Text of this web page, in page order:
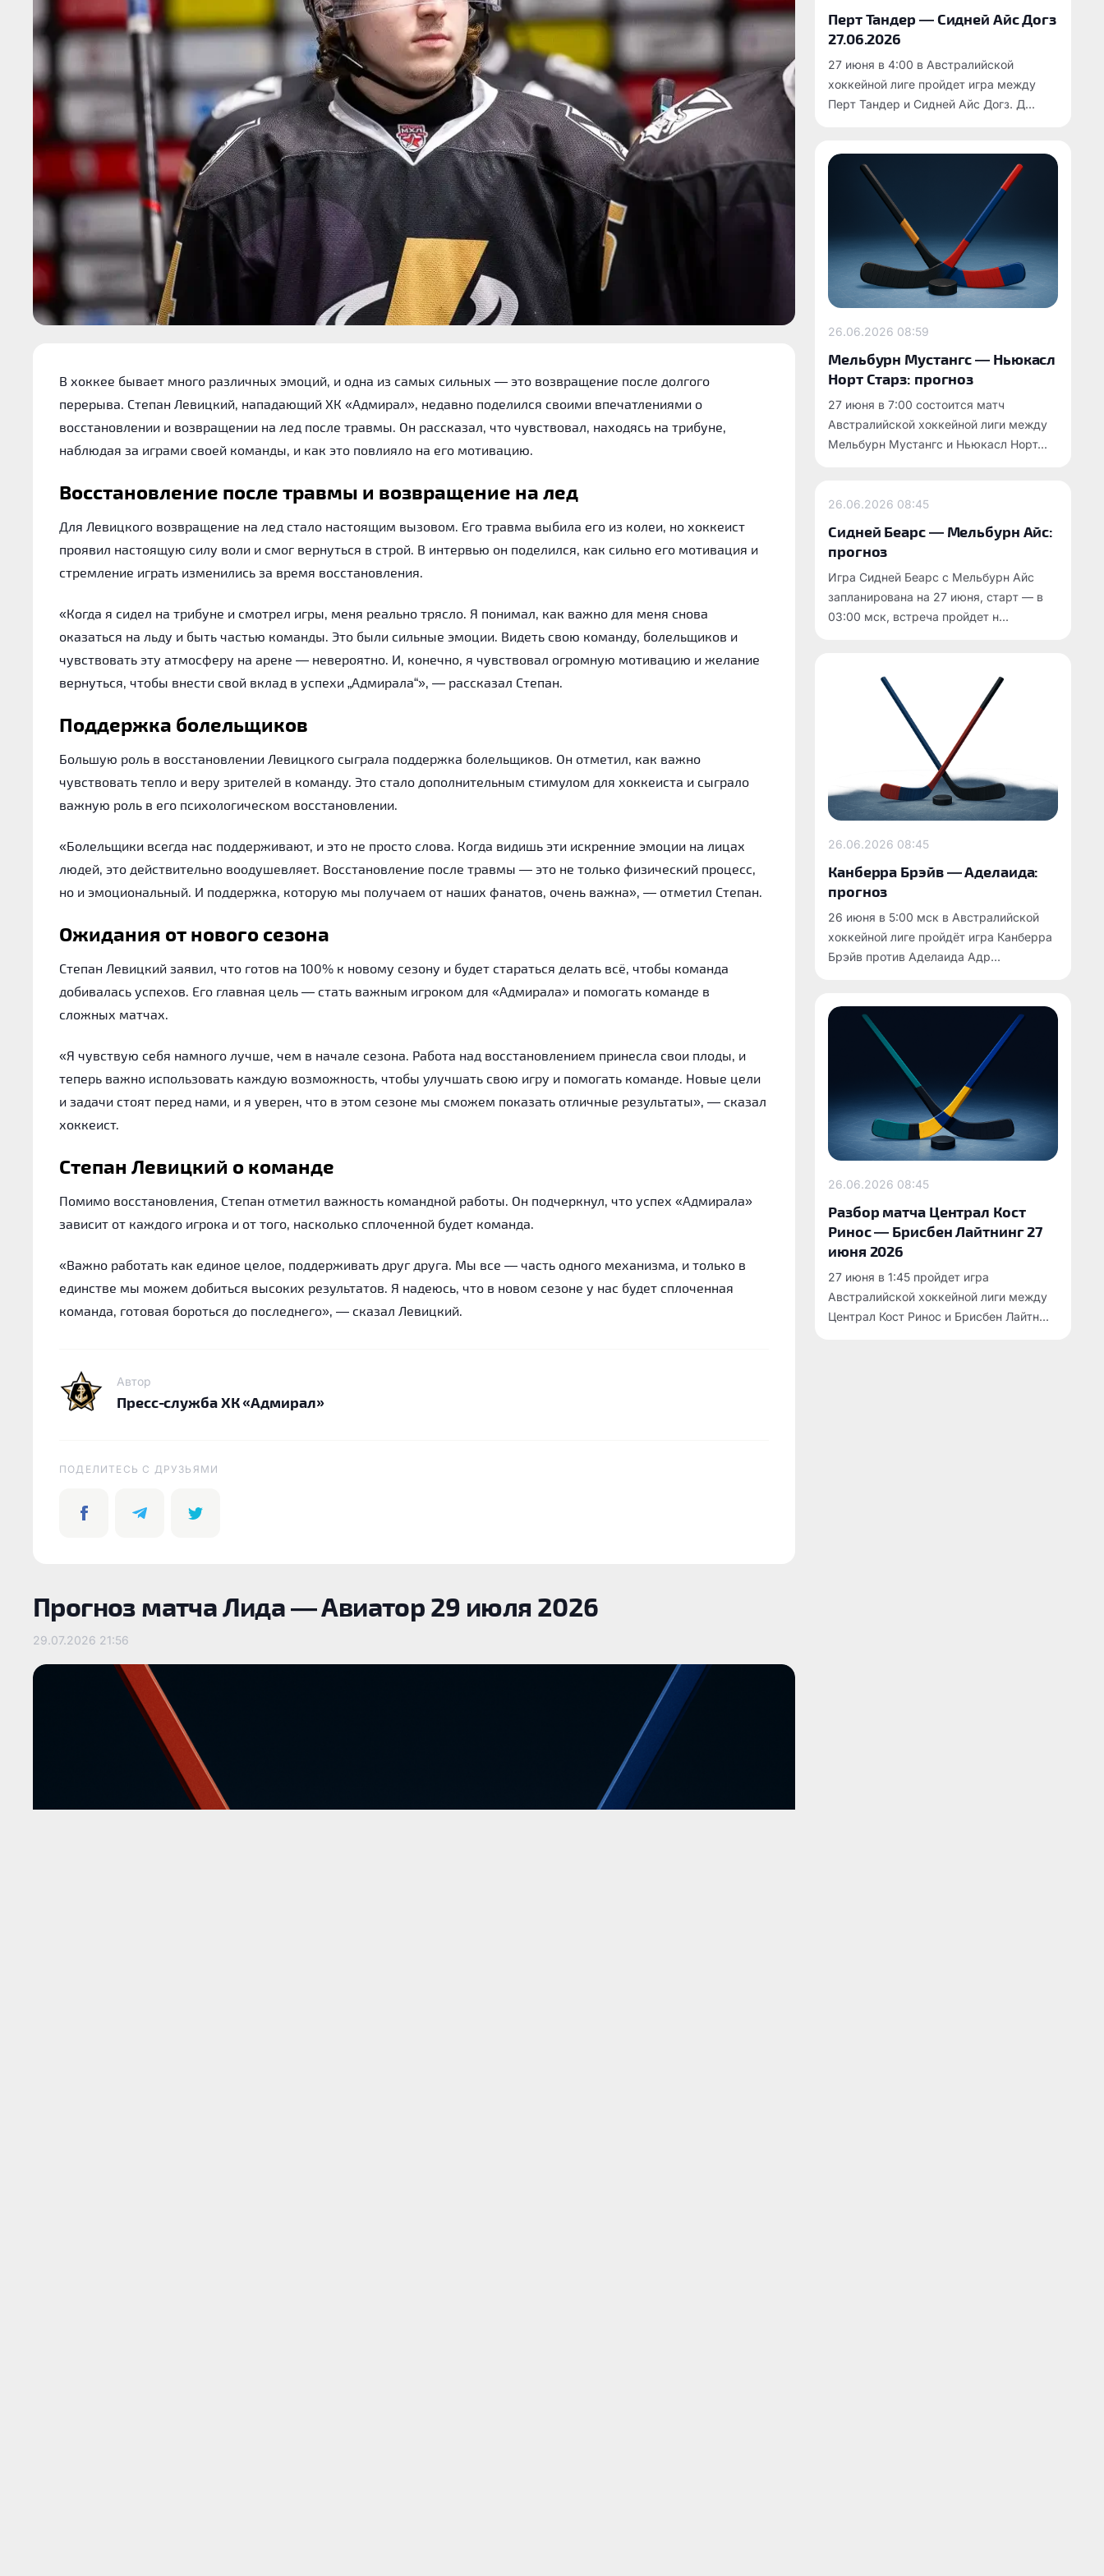
В хоккее бывает много различных эмоций, и одна из самых сильных — это возвращение после долгого
перерыва. Степан Левицкий, нападающий ХК «Адмирал», недавно поделился своими впечатлениями о
восстановлении и возвращении на лед после травмы. Он рассказал, что чувствовал, находясь на трибуне,
наблюдая за играми своей команды, и как это повлияло на его мотивацию.
Восстановление после травмы и возвращение на лед
Для Левицкого возвращение на лед стало настоящим вызовом. Его травма выбила его из колеи, но хоккеист
проявил настоящую силу воли и смог вернуться в строй. В интервью он поделился, как сильно его мотивация и
стремление играть изменились за время восстановления.
«Когда я сидел на трибуне и смотрел игры, меня реально трясло. Я понимал, как важно для меня снова
оказаться на льду и быть частью команды. Это были сильные эмоции. Видеть свою команду, болельщиков и
чувствовать эту атмосферу на арене — невероятно. И, конечно, я чувствовал огромную мотивацию и желание
вернуться, чтобы внести свой вклад в успехи „Адмирала“», — рассказал Степан.
Поддержка болельщиков
Большую роль в восстановлении Левицкого сыграла поддержка болельщиков. Он отметил, как важно
чувствовать тепло и веру зрителей в команду. Это стало дополнительным стимулом для хоккеиста и сыграло
важную роль в его психологическом восстановлении.
«Болельщики всегда нас поддерживают, и это не просто слова. Когда видишь эти искренние эмоции на лицах
людей, это действительно воодушевляет. Восстановление после травмы — это не только физический процесс,
но и эмоциональный. И поддержка, которую мы получаем от наших фанатов, очень важна», — отметил Степан.
Ожидания от нового сезона
Степан Левицкий заявил, что готов на 100% к новому сезону и будет стараться делать всё, чтобы команда
добивалась успехов. Его главная цель — стать важным игроком для «Адмирала» и помогать команде в
сложных матчах.
«Я чувствую себя намного лучше, чем в начале сезона. Работа над восстановлением принесла свои плоды, и
теперь важно использовать каждую возможность, чтобы улучшать свою игру и помогать команде. Новые цели
и задачи стоят перед нами, и я уверен, что в этом сезоне мы сможем показать отличные результаты», — сказал
хоккеист.
Степан Левицкий о команде
Помимо восстановления, Степан отметил важность командной работы. Он подчеркнул, что успех «Адмирала»
зависит от каждого игрока и от того, насколько сплоченной будет команда.
«Важно работать как единое целое, поддерживать друг друга. Мы все — часть одного механизма, и только в
единстве мы можем добиться высоких результатов. Я надеюсь, что в новом сезоне у нас будет сплоченная
команда, готовая бороться до последнего», — сказал Левицкий.
Автор
Пресс-служба ХК «Адмирал»
ПОДЕЛИТЕСЬ C ДРУЗЬЯМИ
Прогноз матча Лида — Авиатор 29 июля 2026
29.07.2026 21:56
Перт Тандер — Сидней Айс Догз
27.06.2026
27 июня в 4:00 в Австралийской
хоккейной лиге пройдет игра между
Перт Тандер и Сидней Айс Догз. Д...
26.06.2026 08:59
Мельбурн Мустангс — Ньюкасл
Норт Старз: прогноз
27 июня в 7:00 состоится матч
Австралийской хоккейной лиги между
Мельбурн Мустангс и Ньюкасл Норт...
26.06.2026 08:45
Сидней Беарс — Мельбурн Айс:
прогноз
Игра Сидней Беарс с Мельбурн Айс
запланирована на 27 июня, старт — в
03:00 мск, встреча пройдет н...
26.06.2026 08:45
Канберра Брэйв — Аделаида:
прогноз
26 июня в 5:00 мск в Австралийской
хоккейной лиге пройдёт игра Канберра
Брэйв против Аделаида Адр...
26.06.2026 08:45
Разбор матча Централ Кост
Ринос — Брисбен Лайтнинг 27
июня 2026
27 июня в 1:45 пройдет игра
Австралийской хоккейной лиги между
Централ Кост Ринос и Брисбен Лайтн...